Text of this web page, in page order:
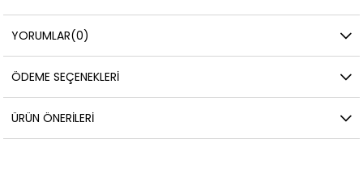
YORUMLAR(0)
ÖDEME SEÇENEKLERI
ÜRÜN ÖNERILERI